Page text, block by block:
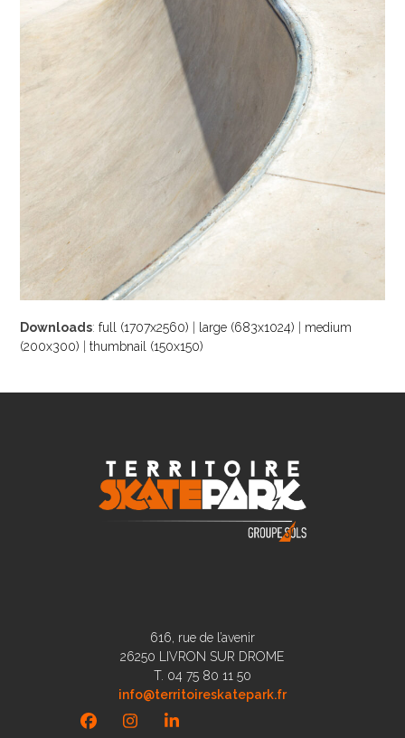
Downloads:full (1707x2560) large (683x1024)
medium
(200x300) |thumbnail (150x150)
616, rue de l’avenir
26250 LIVRON SUR DROME
T. 04 75 80 11 50
info@territoireskatepark.fr
FacebookInstagramLinkedIn